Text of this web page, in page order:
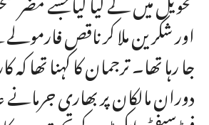
اور شکرین ملا کر ناقص
جا رہا تھا۔ ترجمان کا کہنا تھا
دوران مالکان پر بھاری جرمانے